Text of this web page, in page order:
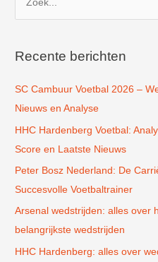
k
a
a
r
:
Recente berichten
SC Cambuur Voetbal 2026 –
Nieuws en Analyse
HHC Hardenberg Voetbal:
Score en Laatste Nieuws
Peter Bosz Nederland: De
Succesvolle Voetbaltrainer
Arsenal wedstrijden: alles over
belangrijkste wedstrijden
HHC Hardenberg: alles over